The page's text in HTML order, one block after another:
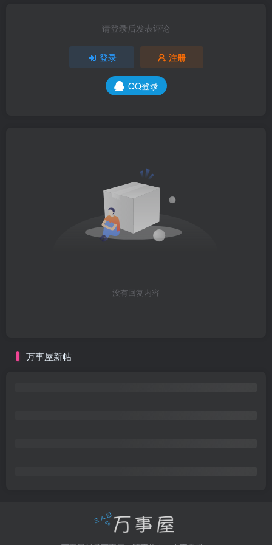
请登录后发表评论
登录 注册
QQ登录
没有回复内容
万事屋新帖